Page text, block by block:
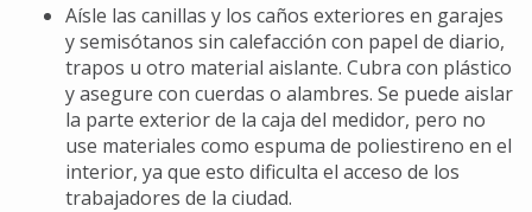
Aísle las canillas y los caños exteriores en garajes
y semisótanos sin calefacción con papel de diario,
trapos u otro material aislante. Cubra con plástico
y asegure con cuerdas o alambres. Se puede aislar
la parte exterior de la caja del medidor, pero no
use materiales como espuma de poliestireno en el
interior, ya que esto dificulta el acceso de los
trabajadores de la ciudad.